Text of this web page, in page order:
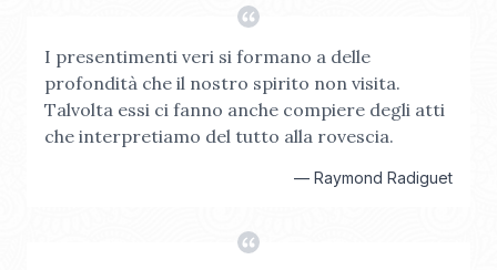
I presentimenti veri si formano a delle
profondità che il nostro spirito non visita.
Talvolta essi ci fanno anche compiere degli atti
che interpretiamo del tutto alla rovescia.
— Raymond Radiguet